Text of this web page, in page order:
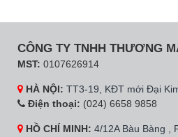
CÔNG TY TNHH THƯƠNG
MST: 0107626914
HÀ NỘI: TT3-19, KĐT mới Đại
Điện thoại: (024) 6658 9858
HỒ CHÍ MINH: 4/12A Bàu Bàng ,